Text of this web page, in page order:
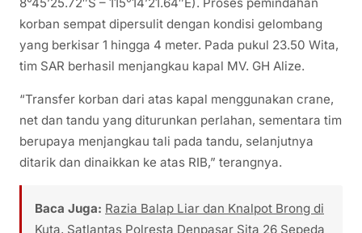
korban sempat dipersulit dengan kondisi gelombang
yang berkisar 1 hingga 4 meter. Pada pukul 23.50 Wita,
tim SAR berhasil menjangkau kapal MV. GH Alize.
“Transfer korban dari atas kapal menggunakan crane,
net dan tandu yang diturunkan perlahan, sementara tim
berupaya menjangkau tali pada tandu, selanjutnya
ditarik dan dinaikkan ke atas RIB,” terangnya.
Baca Juga: Razia Balap Liar dan Knalpot Brong di
Kuta, Satlantas Polresta Denpasar Sita 26 Sepeda